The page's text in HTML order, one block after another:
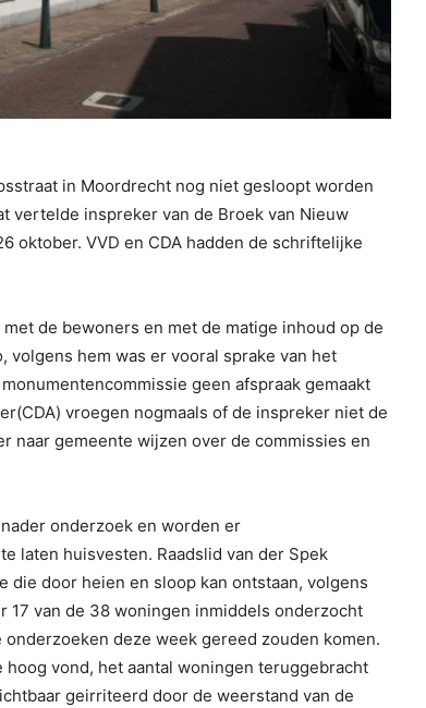
in Moordrecht nog niet gesloopt worden
vertelde inspreker van de Broek van Nieuw
oktober. VVD en CDA hadden de schriftelijke
de bewoners en met de matige inhoud op de
hem was er vooral sprake van het
geen afspraak gemaakt
vroegen nogmaals of de inspreker niet de
naar gemeente wijzen over de commissies en
onderzoek en worden er
laten huisvesten. Raadslid van der Spek
die door heien en sloop kan ontstaan, volgens
17 van de 38 woningen inmiddels onderzocht
deze week gereed zouden komen.
vond, het aantal woningen teruggebracht
geirriteerd door de weerstand van de